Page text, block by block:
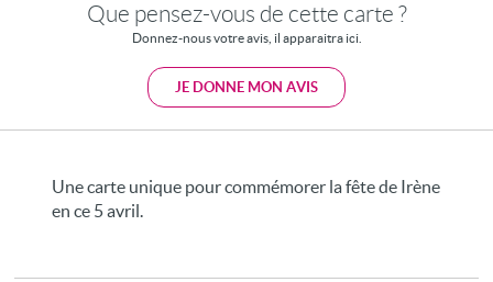
Que pensez-vous de cette carte ?
Donnez-nous votre avis, il apparaitra ici.
JE DONNE MON AVIS
Une carte unique pour commémorer la fête de Irène
en ce 5 avril.